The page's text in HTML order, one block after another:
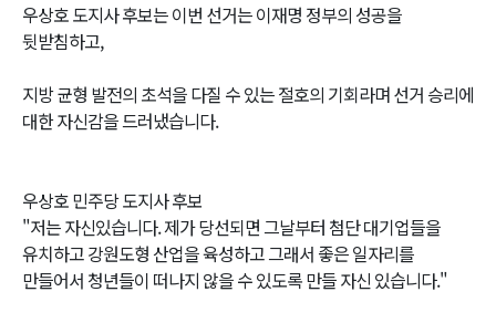
우상호 도지사 후보는 이번 선거는 이재명 정부의 성공을
뒷받침하고,
지방 균형 발전의 초석을 다질 수 있는 절호의 기회라며 선거 승리에
대한 자신감을 드러냈습니다.
우상호 민주당 도지사 후보
"저는 자신있습니다. 제가 당선되면 그날부터 첨단 대기업들을
유치하고 강원도형 산업을 육성하고 그래서 좋은 일자리를
만들어서 청년들이 떠나지 않을 수 있도록 만들 자신 있습니다."